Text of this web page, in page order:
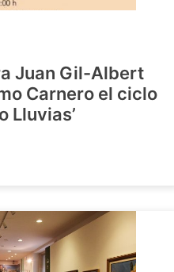
Juan Gil-Albert
Carnero el ciclo
Lluvias’